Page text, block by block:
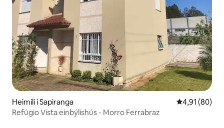
Heimili í Sapiranga 4,91 af 5 í
4,91 (80)
Refúgio Vista einbýlishús - Morro Ferrabraz